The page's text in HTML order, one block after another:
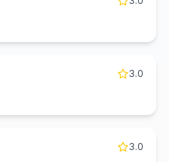
3.0
3.0